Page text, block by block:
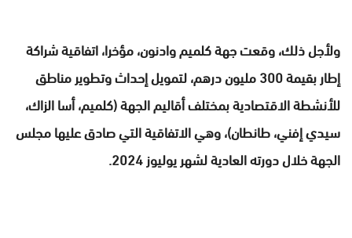
ولأجل ذلك، وقعت جهة كلميم وادنون، مؤخرا، اتفاقية شراكة
إطار بقيمة 300 مليون درهم، لتمويل إحداث وتطوير مناطق
للأنشطة الاقتصادية بمختلف أقاليم الجهة (كلميم، أسا الزاك،
سيدي إفني، طانطان)، وهي الاتفاقية التي صادق عليها مجلس
الجهة خلال دورته العادية لشهر يوليوز 2024.